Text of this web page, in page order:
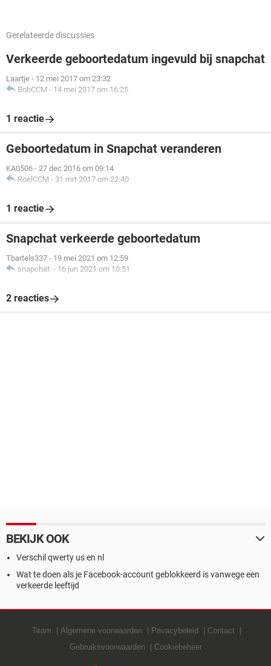
Gerelateerde discussies
Verkeerde geboortedatum ingevuld bij snapchat
Laartje - 12 mei 2017 om 23:32
BobCCM - 14 mei 2017 om 16:25
1 reactie
Geboortedatum in Snapchat veranderen
KA0506 - 27 dec 2016 om 09:14
RoelCCM - 31 mrt 2017 om 22:40
1 reactie
Snapchat verkeerde geboortedatum
Tbartels337 - 19 mei 2021 om 12:59
snapchat. - 16 jun 2021 om 10:51
2 reacties
BEKIJK OOK
Verschil qwerty us en nl
Wat te doen als je Facebook-account geblokkeerd is vanwege een
verkeerde leeftijd
Team Algemene voorwaarden Privacybeleid
Contact
Gebruiksvoorwaarden
Cookiebeheer